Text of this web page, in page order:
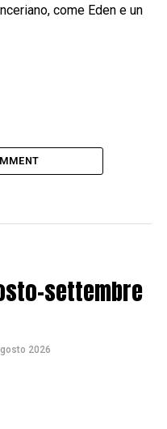
come Eden e un
settembre
2026